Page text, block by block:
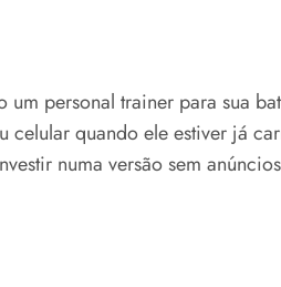
personal trainer para sua
quando ele estiver já
numa versão sem